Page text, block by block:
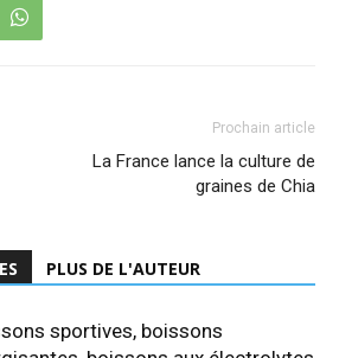
Prochain article
La France lance la culture de
graines de Chia
PLUS DE L'AUTEUR
sportives, boissons